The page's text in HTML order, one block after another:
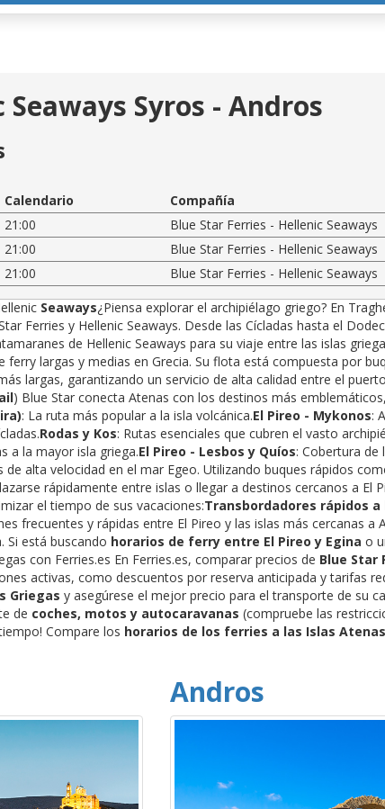
Syros - Andros
Calendario Compañía
21:00 Blue Star Ferries - Hellenic Seaways
21:00 Blue Star Ferries - Hellenic Seaways
21:00 Blue Star Ferries - Hellenic Seaways
Seaways¿Piensa explorar el archipiélago griego? En
Ferries y Hellenic Seaways. Desde las Cícladas hasta el
de Hellenic Seaways para su viaje entre las islas
ferry largas y medias en Grecia. Su flota está compuesta por
largas, garantizando un servicio de alta calidad entre el
) Blue Star conecta Atenas con los destinos más
: La ruta más popular a la isla volcánica.El Pireo - Mykonos:
Rodas y Kos: Rutas esenciales que cubren el vasto
a la mayor isla griega.El Pireo - Lesbos y Quíos: Cobertura de
alta velocidad en el mar Egeo. Utilizando buques rápidos
rápidamente entre islas o llegar a destinos cercanos a El
el tiempo de sus vacaciones:Transbordadores rápidos a
frecuentes y rápidas entre El Pireo y las islas más cercanas a
Si está buscando horarios de ferry entre El Pireo y Egina o
con Ferries.es En Ferries.es, comparar precios de Blue Star
activas, como descuentos por reserva anticipada y tarifas
Griegas y asegúrese el mejor precio para el transporte de su
de coches, motos y autocaravanas (compruebe las
Compare los horarios de los ferries a las Islas Atenas
Andros